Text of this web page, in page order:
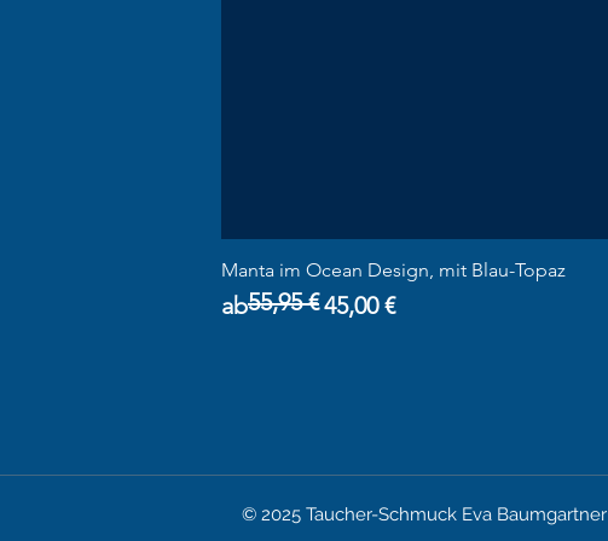
Manta im Ocean Design, mit Blau-Topaz
ab
Standardpreis
55,95 €45,00 €
Sale-Preis
© 2025 Taucher-Schmuck Eva Baumgartner